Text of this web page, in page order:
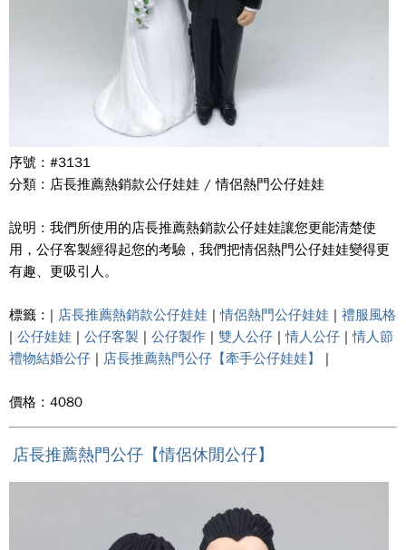
序號 : #3131
分類 : 店長推薦熱銷款公仔娃娃 / 情侶熱門公仔娃娃
說明 : 我們所使用的店長推薦熱銷款公仔娃娃讓您更能清楚使
用，公仔客製經得起您的考驗，我們把情侶熱門公仔娃娃變得更
有趣、更吸引人。
標籤 : | 店長推薦熱銷款公仔娃娃 |情侶熱門公仔娃娃 | 禮服風格
| 公仔娃娃 | 公仔客製 | 公仔製作 | 雙人公仔 |情人公仔 |情人節
禮物結婚公仔 | 店長推薦熱門公仔【牽手公仔娃娃】 |
價格 : 4080
店長推薦熱門公仔【情侶休閒公仔】